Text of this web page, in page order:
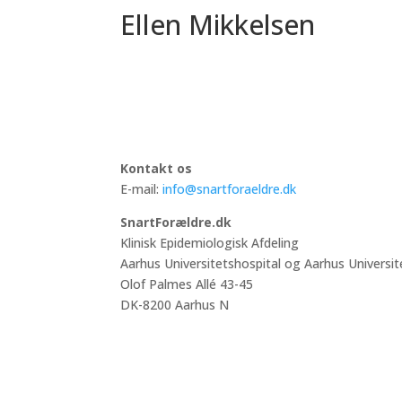
Ellen Mikkelsen
Kontakt os
E-mail:info@snartforaeldre.dk
SnartForældre.dk
Klinisk Epidemiologisk Afdeling
Aarhus Universitetshospital og Aarhus
Olof Palmes Allé 43-45
DK-8200 Aarhus N